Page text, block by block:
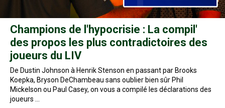
Champions de l'hypocrisie : La compil'
des propos les plus contradictoires des
joueurs du LIV
De Dustin Johnson à Henrik Stenson en passant par Brooks
Koepka, Bryson DeChambeau sans oublier bien sûr Phil
Mickelson ou Paul Casey, on vous a compilé les déclarations des
joueurs …